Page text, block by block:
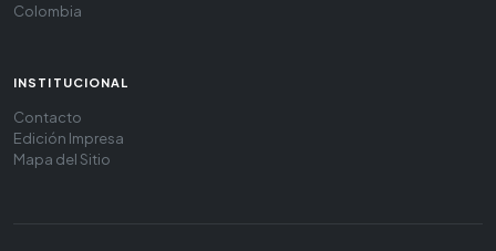
Colombia
INSTITUCIONAL
Contacto
Edición Impresa
Mapa del Sitio